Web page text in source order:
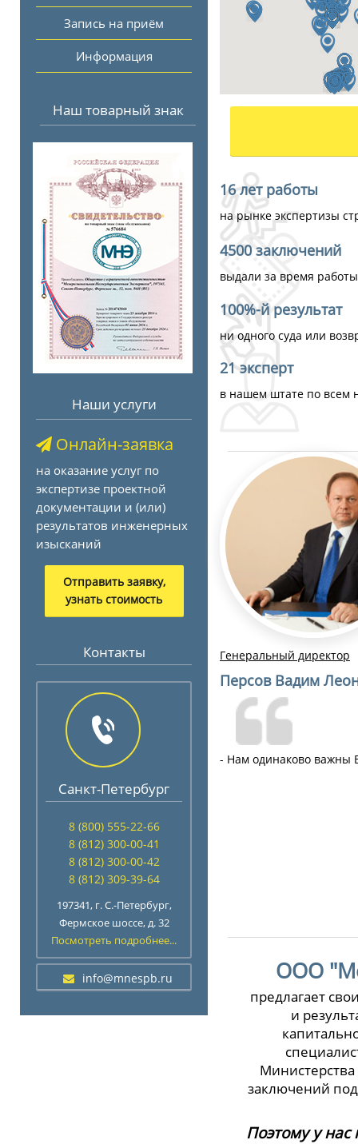
Запись на приём
Информация
Наш товарный знак
Наши услуги
Онлайн-заявка
на оказание услуг по
экспертизе проектной
документации и (или)
результатов инженерных
изысканий
Отправить заявку,
узнать стоимость
Контакты
Санкт-Петербург
8 (800) 555-22-66
8 (812) 300-00-41
8 (812) 300-00-42
8 (812) 309-39-64
197341, г. С.-Петербург,
Фермское шоссе, д. 32
Посмотреть подробнее...
info@mnespb.ru
16 лет работы
на рынке экспертизы
4500 заключений
выдали за время
100%-й результат
ни одного суда или
21 эксперт
в нашем штате по всем
Генеральный директор
Персов Вадим
- Нам одинаково важны
ООО
предлагает
и
заключений
Поэтому у нас